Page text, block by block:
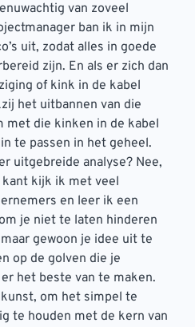
van zoveel
ban ik in mijn
uit, zodat alles in goede
zijn. En als er zich dan
of kink in de kabel
het uitbannen van die
met die kinken in de kabel
te passen in het geheel.
uitgebreide analyse? Nee,
kant kijk ik met veel
en leer ik een
je niet te laten hinderen
gewoon je idee uit te
op de golven die je
het beste van te maken.
om het simpel te
te houden met de kern van